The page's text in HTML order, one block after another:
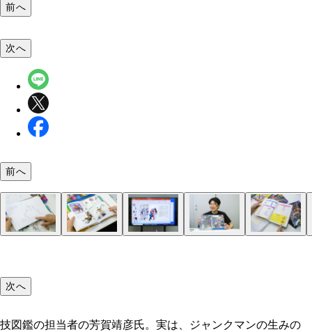
前へ
次へ
前へ
次へ
技図鑑の担当者の芳賀靖彦氏。実は、ジャンクマンの生みの